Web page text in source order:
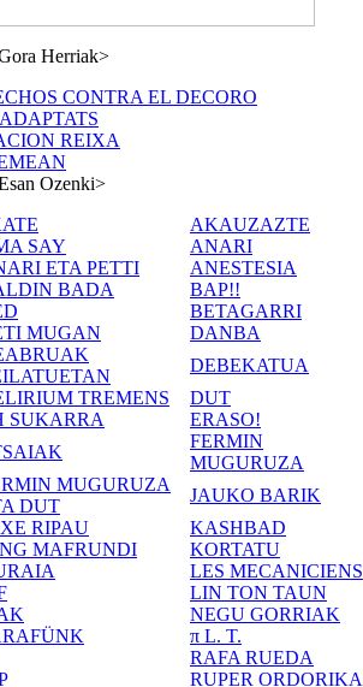
>
CONTRA EL DECORO
REIXA
>
AKAUZAZTE
SAY
ANARI
ETA PETTI
ANESTESIA
BADA
BAP!!
BETAGARRI
MUGAN
DANBA
DEBEKATUA
TREMENS
DUT
SUKARRA
ERASO!
FERMIN
MUGURUZA
MUGURUZA
DUT
JAUKO BARIK
RIPAU
KASHBAD
MAFRUNDI
KORTATU
LES MECANICIENS
LIN TON TAUN
NEGU GORRIAK
π L. T.
RAFA RUEDA
RUPER ORDORIKA